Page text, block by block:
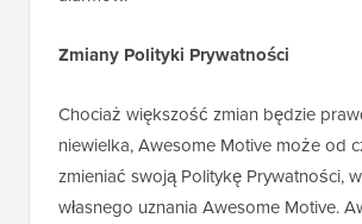
Zmiany Polityki Prywatności
Chociaż większość zmian będzie
niewielka, Awesome Motive może od
zmieniać swoją Politykę Prywatności,
własnego uznania Awesome Motive.